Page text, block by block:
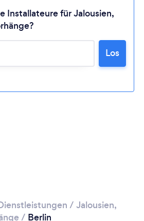
Lädt ...
warten ...
Installateure für Jalousien,
Los
/ Jalousien,
/ Berlin